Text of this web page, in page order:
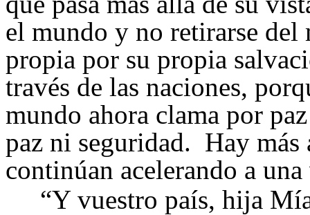
el mundo y no retirarse del
propia por su propia
través de las naciones,
mundo ahora clama por
paz ni seguridad. Hay más
continúan acelerando a
“Y vuestro país, hija